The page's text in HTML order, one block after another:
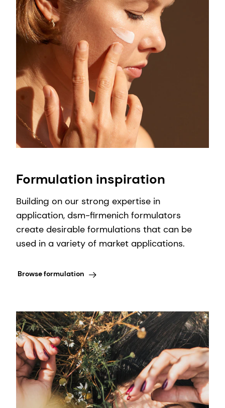
Formulation inspiration
Building on our strong expertise in
application, dsm-firmenich formulators
create desirable formulations that can be
used in a variety of market applications.
Browse formulation